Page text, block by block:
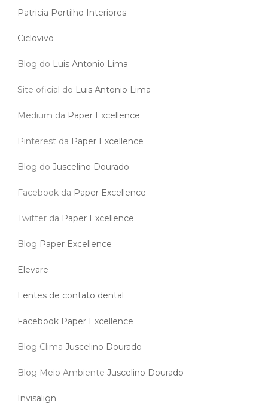
Patricia Portilho Interiores
Ciclovivo
Blog do Luis Antonio Lima
Site oficial do Luis Antonio Lima
Medium da Paper Excellence
Pinterest da Paper Excellence
Blog do Juscelino Dourado
Facebook da Paper Excellence
Twitter da Paper Excellence
Blog Paper Excellence
Elevare
Lentes de contato dental
Facebook Paper Excellence
Blog Clima Juscelino Dourado
Blog Meio Ambiente Juscelino Dourado
Invisalign